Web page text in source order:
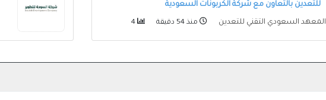
للتعدين بالتعاون مع شركة الكربونات السعودية
المعهد السعودي التقني للتعدين منذ 54 دقيقة